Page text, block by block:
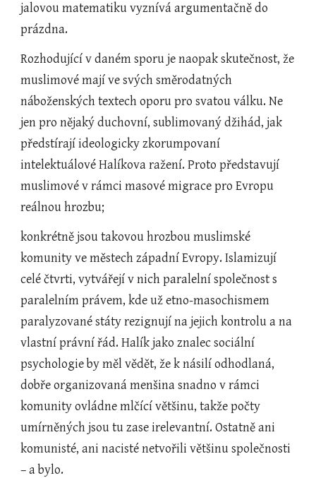
jalovou matematiku vyznívá argumentačně do
prázdna.
Rozhodující v daném sporu je naopak skutečnost, že
muslimové mají ve svých směrodatných
náboženských textech oporu pro svatou válku. Ne
jen pro nějaký duchovní, sublimovaný džihád, jak
předstírají ideologicky zkorumpovaní
intelektuálové Halíkova ražení. Proto představují
muslimové v rámci masové migrace pro Evropu
reálnou hrozbu;
konkrétně jsou takovou hrozbou muslimské
komunity ve městech západní Evropy. Islamizují
celé čtvrti, vytvářejí v nich paralelní společnost s
paralelním právem, kde už etno-masochismem
paralyzované státy rezignují na jejich kontrolu a na
vlastní právní řád. Halík jako znalec sociální
psychologie by měl vědět, že k násilí odhodlaná,
dobře organizovaná menšina snadno v rámci
komunity ovládne mlčící většinu, takže počty
umírněných jsou tu zase irelevantní. Ostatně ani
komunisté, ani nacisté netvořili většinu společnosti
– a bylo.